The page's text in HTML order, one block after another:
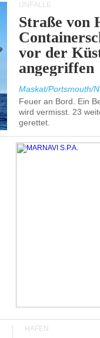
UNFÄLLE
Straße von
vor der
angegriffen
Maskat/Portsmouth/
Feuer an Bord. Ein
wird vermisst. 23
gerettet.
HÄFEN